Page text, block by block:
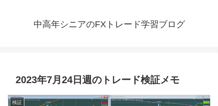
中高年シニアのFXトレード学習ブログ
2023年7月24日週のトレード検証メモ
検証